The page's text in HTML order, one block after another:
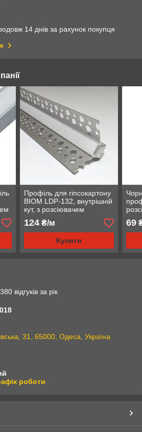
14 днів за рахунок покупця
Профіль для гіпсокартону
BIOM LDP-132, внутрішній
кут, з розсіювачем
124₴/м
Купити
69
відгуків за рік
31, 65000, Одеса, Україна
роботи